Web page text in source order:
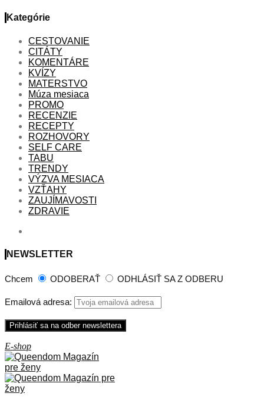
Kategórie
CESTOVANIE
CITÁTY
KOMENTÁRE
KVÍZY
MATERSTVO
Múza mesiaca
PROMO
RECENZIE
RECEPTY
ROZHOVORY
SELF CARE
TABU
TRENDY
VÝZVA MESIACA
VZŤAHY
ZAUJÍMAVOSTI
ZDRAVIE
NEWSLETTER
Chcem ODOBERAŤ ODHLÁSIŤ SA Z ODBERU
Emailová adresa: